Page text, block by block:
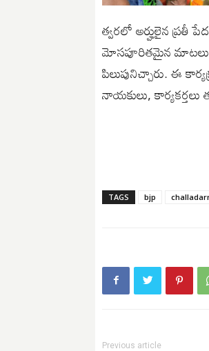
త్వరలో అర్హులైన ప్రతీ
మోసపూరితమైన మాటలు
పిలుపునిచ్చారు. ఈ
నాయకులు, కార్యకర్తలు
TAGS bjp
Previous article